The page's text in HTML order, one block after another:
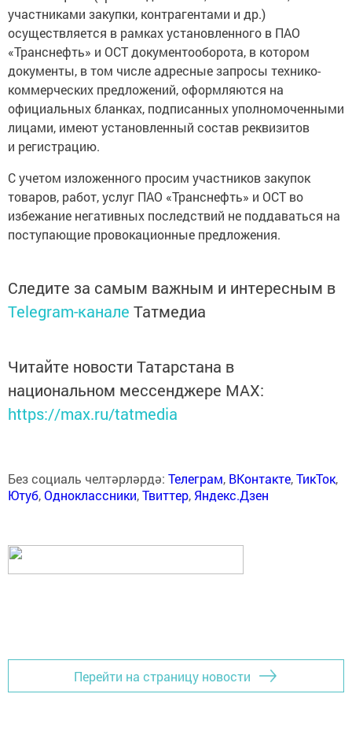
участниками закупки, контрагентами и др.)
осуществляется в рамках установленного в ПАО
«Транснефть» и ОСТ документооборота, в котором
документы, в том числе адресные запросы технико-
коммерческих предложений, оформляются на
официальных бланках, подписанных уполномоченными
лицами, имеют установленный состав реквизитов
и регистрацию.
С учетом изложенного просим участников закупок
товаров, работ, услуг ПАО «Транснефть» и ОСТ во
избежание негативных последствий не поддаваться на
поступающие провокационные предложения.
Следите за самым важным и интересным в
Telegram-канале Татмедиа
Читайте новости Татарстана в
национальном мессенджере MАХ:
https://max.ru/tatmedia
Без социаль челтәрләрдә: Телеграм, ВКонтакте,ТикТок,
Ютуб,Одноклассники,Твиттер, Яндекс.Дзен
Перейти на страницу новости